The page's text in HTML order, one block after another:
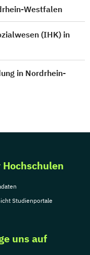
Westfalen
(IHK) in
in Nordrhein-
Hochschulen
Studienportale
uns auf